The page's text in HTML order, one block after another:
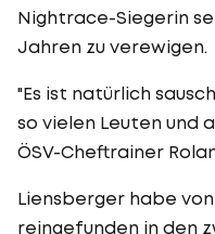
Nightrace-Siegerin
Jahren zu verewigen.
"Es ist natürlich
so vielen Leuten und
ÖSV-Cheftrainer
Liensberger habe
reingefunden in den